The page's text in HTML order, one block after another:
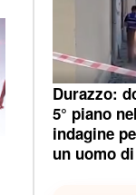
Durazzo:
5° piano
indagine
un uomo